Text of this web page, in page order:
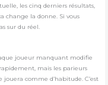
les cinq derniers résultats,
change la donne. Si vous
sur du réel.
joueur manquant modifie
mais les parieurs
comme d’habitude. C’est